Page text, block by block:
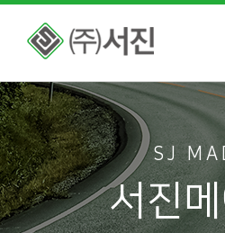
SJ
서진